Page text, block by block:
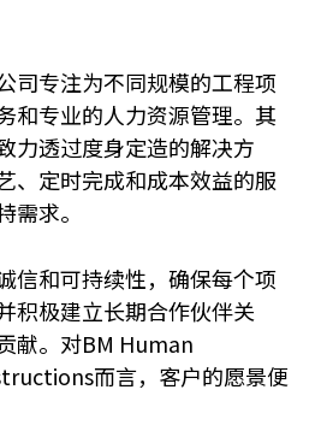
司专注为不同规模的工程项
和专业的人力资源管理。其
力透过度身定造的解决方
、定时完成和成本效益的服
需求。
信和可持续性，确保每个项
积极建立长期合作伙伴关
献。对BM Human
而言，客户的愿景便